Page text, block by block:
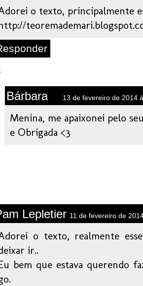
o texto, principalmente
Bárbara 13 de fevereiro de 2014
Menina, me apaixonei pelo
e Obrigada <3
Lepletier 11 de fevereiro de
o texto, realmente
ir..
bem que estava querendo